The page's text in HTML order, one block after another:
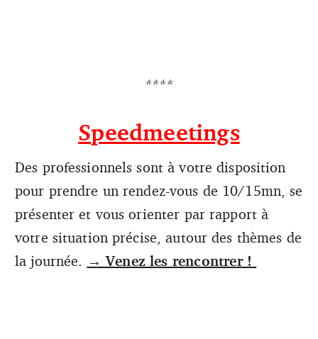
****
Speedmeetings
Des professionnels sont à votre disposition
pour prendre un rendez-vous de 10/15mn, se
présenter et vous orienter par rapport à
votre situation précise, autour des thèmes de
la journée. → Venez les rencontrer !